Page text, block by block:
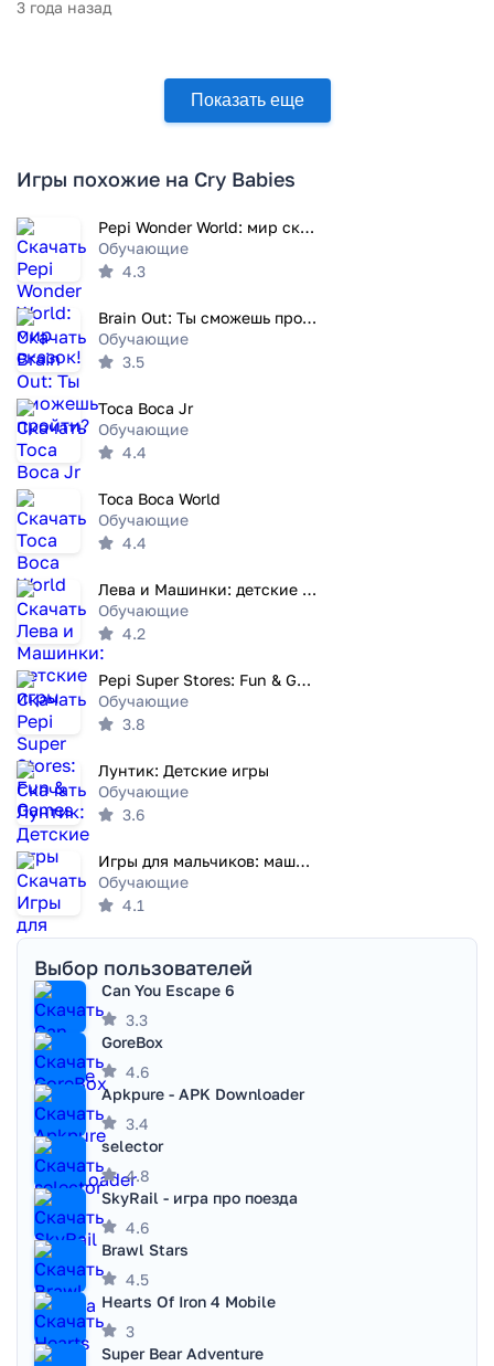
3 года назад
Показать еще
Игры похожие на Cry Babies
Pepi Wonder World: мир сказок!
Обучающие
4.3
Brain Out: Ты сможешь пройти?
Обучающие
3.5
Toca Boca Jr
Обучающие
4.4
Toca Boca World
Обучающие
4.4
Лева и Машинки: детские игры
Обучающие
4.2
Pepi Super Stores: Fun & Games
Обучающие
3.8
Лунтик: Детские игры
Обучающие
3.6
Игры для мальчиков: машинки
Обучающие
4.1
Выбор пользователей
Can You Escape 6
3.3
GoreBox
4.6
Apkpure - APK Downloader
3.4
selector
4.8
SkyRail - игра про поезда
4.6
Brawl Stars
4.5
Hearts Of Iron 4 Mobile
3
Super Bear Adventure